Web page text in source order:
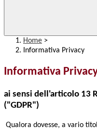
Home >
Informativa Privacy
Informativa
ai sensi dell'articolo 13
("GDPR")
Qualora dovesse, a vario